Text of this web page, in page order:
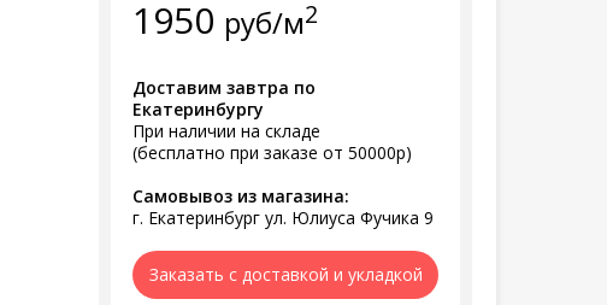
1950 руб/м2
Доставим завтра по
Екатеринбургу
При наличии на складе
(бесплатно при заказе от 50000р)
Самовывоз из магазина:
г. Екатеринбург ул. Юлиуса Фучика 9
Заказать с доставкой и укладкой